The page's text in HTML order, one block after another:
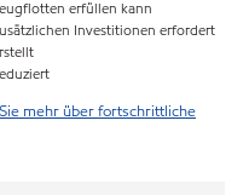
erfüllen kann
Investitionen erfordert
mehr über fortschrittliche